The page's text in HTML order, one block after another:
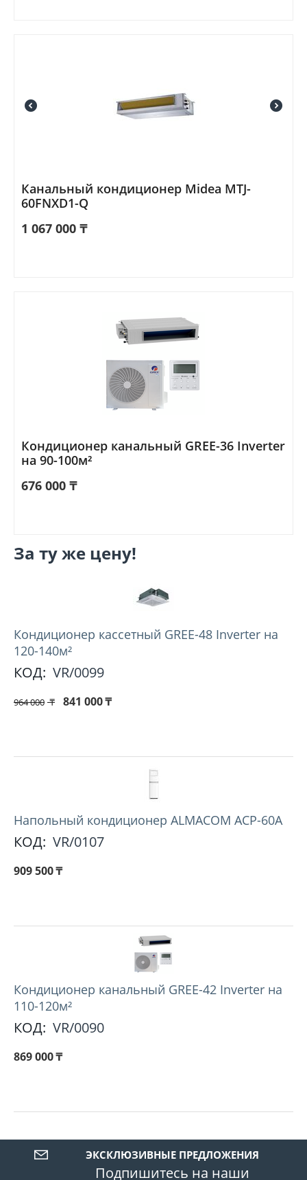
Канальный кондиционер Midea MTJ-
60FNXD1-Q
1 067 000 ₸
Кондиционер канальный GREE-36 Inverter
на 90-100м²
676 000 ₸
За ту же цену!
Кондиционер кассетный GREE-48 Inverter на
120-140м²
КОД: VR/0099
964 000 ₸ 841 000₸
Напольный кондиционер ALMACOM ACP-60A
КОД: VR/0107
909 500₸
Кондиционер канальный GREE-42 Inverter на
110-120м²
КОД: VR/0090
869 000₸
ЭКСКЛЮЗИВНЫЕ ПРЕДЛОЖЕНИЯ
Подпишитесь на наши